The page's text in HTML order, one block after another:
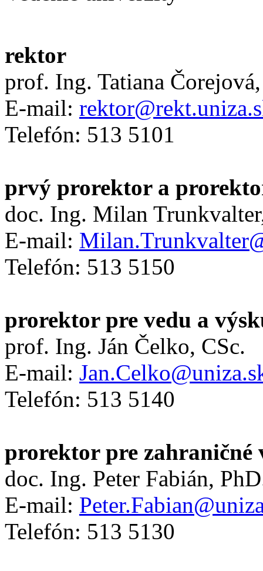
rektor
prof. Ing. Tatiana
E-mail:
Telefón: 513 5101
prvý prorektor a
doc. Ing. Milan
E-mail:
Telefón: 513 5150
prorektor pre vedu a
prof. Ing. Ján Čelko, CSc.
E-mail:
Telefón: 513 5140
prorektor pre
doc. Ing. Peter Fabián,
E-mail:
Telefón: 513 5130